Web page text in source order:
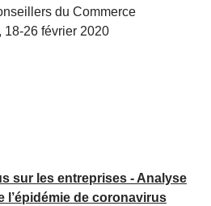
du Commerce
18-26 février 2020
sur les entreprises - Analyse
l’épidémie de coronavirus